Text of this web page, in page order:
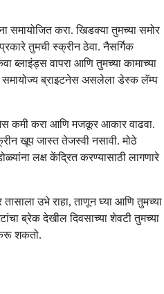
समायोजित करा. खिडक्या तुमच्या समोर
तुमची स्क्रीन ठेवा. नैसर्गिक
ब्लाइंड्स वापरा आणि तुमच्या कामाच्या
समायोज्य ब्राइटनेस असलेला डेस्क लॅम्प
कमी करा आणि मजकूर आकार वाढवा.
खूप जास्त तेजस्वी नसावी. मोठे
लक्ष केंद्रित करण्यासाठी लागणारे
उभे राहा, ताणून घ्या आणि तुमच्या
ब्रेक देखील दिवसाच्या शेवटी तुमच्या
शकतो.